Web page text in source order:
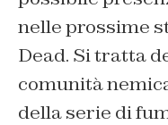
nelle prossime
Dead. Si tratta
comunità
della serie di